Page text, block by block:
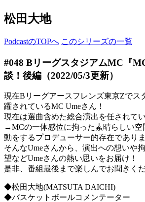
松田大地
PodcastのTOPへ このシリーズの一覧
#048 BリーグスタジアムMC『
談！後編 （2022/05/3更新）
現在Bリーグアースフレンズ東京Zでス
躍されているMC Umeさん！
現在は選曲含めた総合演出を任されて
→MCの一体感位に拘った素晴らしい空
動をするプロデューサー的存在でありま
そんなUmeさんから、演出への想いや
望などUmeさんの熱い思いをお届け！
是非、番組最後まで楽しんでお聞きくだ
◆松田大地(MATSUTA DAICHI)
◆バスケットボールコメンテーター